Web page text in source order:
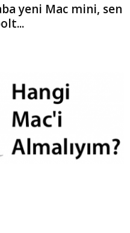
yeni Mac mini, sen